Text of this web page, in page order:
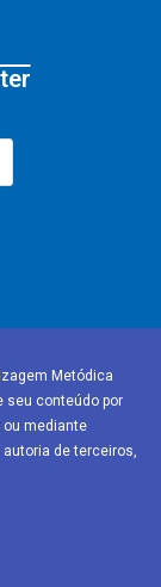
Metódica
seu conteúdo por
mediante
de terceiros,